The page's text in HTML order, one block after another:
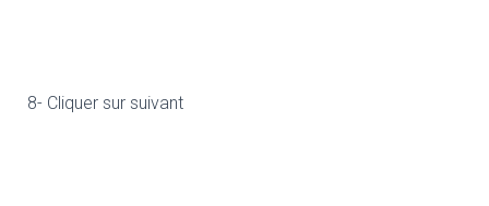
8- Cliquer sur suivant